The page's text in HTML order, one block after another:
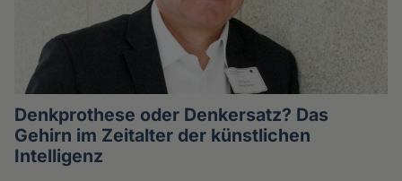
Denkprothese oder Denkersatz? Das
Gehirn im Zeitalter der künstlichen
Intelligenz